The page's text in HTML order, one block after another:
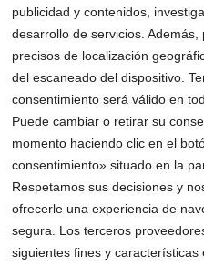
publicidad y contenidos,
desarrollo de servicios.
precisos de localización
del escaneado del dispositivo.
consentimiento será válido en
Puede cambiar o retirar su
momento haciendo clic en el
consentimiento» situado en la
Respetamos sus decisiones y
ofrecerle una experiencia de
segura. Los terceros
siguientes fines y
al CD. Dénia Gervasio Carril
Víctor Giménez